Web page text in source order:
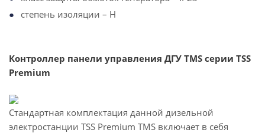
степень изоляции – H
Контроллер панели управления ДГУ TMS серии TSS
Premium
Стандартная комплектация данной дизельной
электростанции TSS Premium TMS включает в себя